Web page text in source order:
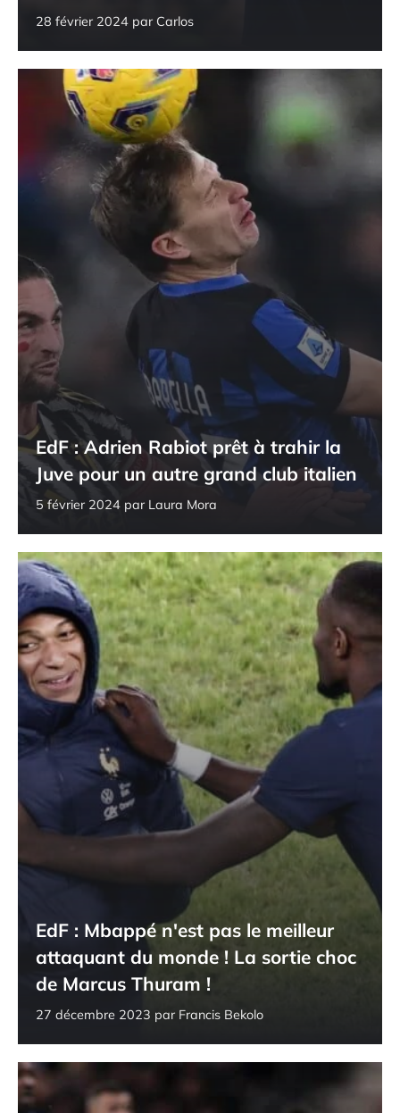
28 février 2024 par Carlos
EdF : Adrien Rabiot prêt à trahir la
Juve pour un autre grand club italien
5 février 2024 par Laura Mora
EdF : Mbappé n'est pas le meilleur
attaquant du monde ! La sortie choc
de Marcus Thuram !
27 décembre 2023 par Francis Bekolo